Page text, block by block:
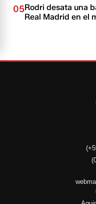
05Rodri desata una
Real Madrid en el